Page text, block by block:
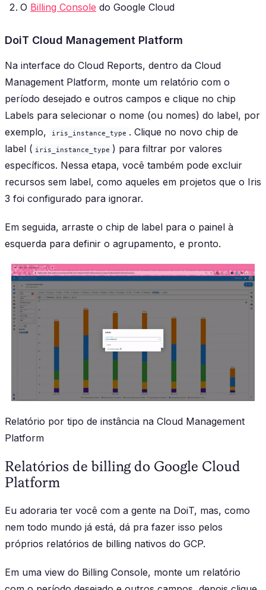
O Billing Console do Google Cloud
DoiT Cloud Management Platform
Na interface do Cloud Reports, dentro da Cloud
Management Platform, monte um relatório com o
período desejado e outros campos e clique no chip
Labels para selecionar o nome (ou nomes) do label, por
exemplo,
iris_instance_type . Clique no novo chip de
label ( iris_instance_type ) para filtrar por valores
específicos. Nessa etapa, você também pode excluir
recursos sem label, como aqueles em projetos que o Iris
3 foi configurado para ignorar.
Em seguida, arraste o chip de label para o painel à
esquerda para definir o agrupamento, e pronto.
Relatório por tipo de instância na Cloud Management
Platform
Relatórios de billing do Google Cloud
Platform
Eu adoraria ter você com a gente na DoiT, mas, como
nem todo mundo já está, dá pra fazer isso pelos
próprios relatórios de billing nativos do GCP.
Em uma view do Billing Console, monte um relatório